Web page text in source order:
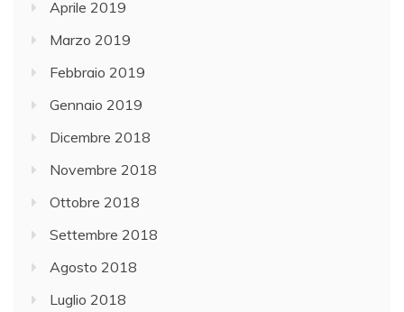
Aprile 2019
Marzo 2019
Febbraio 2019
Gennaio 2019
Dicembre 2018
Novembre 2018
Ottobre 2018
Settembre 2018
Agosto 2018
Luglio 2018